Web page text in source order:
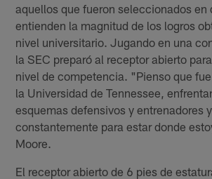
aquellos que fueron seleccionados en
entienden la magnitud de los logros
nivel universitario. Jugando en una
la SEC preparó al receptor abierto
nivel de competencia. "Pienso que
la Universidad de Tennessee,
esquemas defensivos y entrenadores
constantemente para estar donde
Moore.
El receptor abierto de 6 pies de